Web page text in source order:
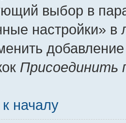
выбор в
настройки»
Присоединить
началу